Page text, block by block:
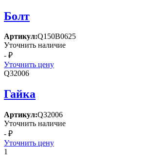
Болт
Артикул:Q150B0625
Уточнить наличие
- ₽
Уточнить цену
Q32006
Гайка
Артикул:Q32006
Уточнить наличие
- ₽
Уточнить цену
1